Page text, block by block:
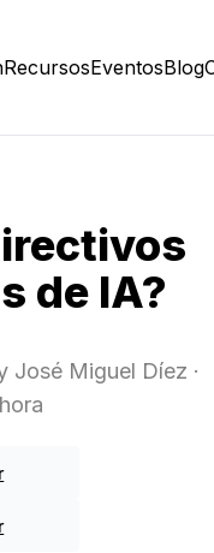
RecursosEventosBlog
de IA?
José Miguel Díez ·
hora